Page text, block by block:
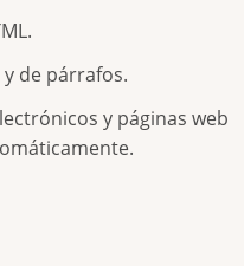
de párrafos.
y páginas web